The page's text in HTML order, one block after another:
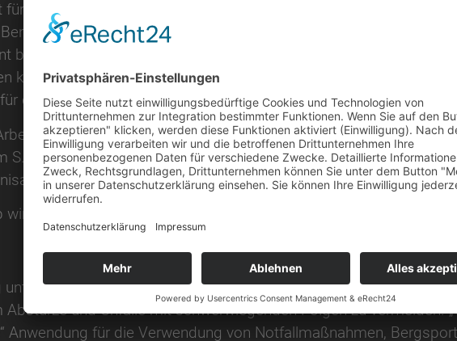
für die Ermittlung und Bewertung von Gefährdungen, die durch
von Arbeitsmitteln oder beim Betrieb
beispielhaft Maßnahmen, die zum Schutz von Personen bei
können. Diese Technische Regel beschreibt die übergeordneten
das Gefahrenfeld Absturz von Personen.
vor jeder Aufnahme einer Tätigkeit eine Bewertung
S.T.O.P.-Prinzip vorgehen, d.h. die Abkürzung S.T.O.P steht für
Maßnahmen und Persönliche Schutzausrüstung.
wird oft auch als S.T.O.P.-Hierarchie, -Reihenfolge oder -Rangfolge
unterrichtet die Teilnehmer über die sichere Benutzung von
und Unfälle mit schwerwiegenden Folgen zu vermeiden.
Anwendung für die Verwendung von Notfallmaßnahmen,